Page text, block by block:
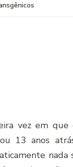
vez em que
13 anos
nada